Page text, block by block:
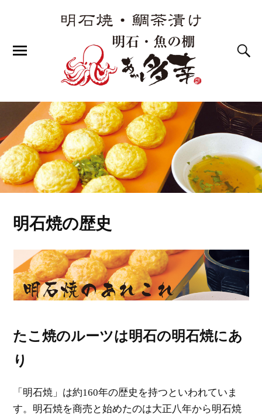
明石焼の歴史
たこ焼のルーツは明石の明石焼にあ
り
「明石焼」は約160年の歴史を持つといわれていま
す。明石焼を商売と始めたのは大正八年から明石焼